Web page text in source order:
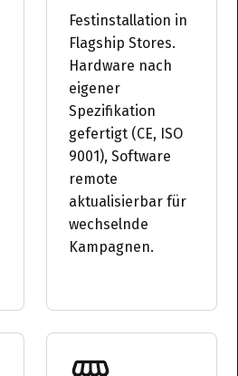
Festinstallation in
Flagship Stores.
Hardware nach
eigener
Spezifikation
gefertigt (CE, ISO
9001), Software
remote
aktualisierbar für
wechselnde
Kampagnen.